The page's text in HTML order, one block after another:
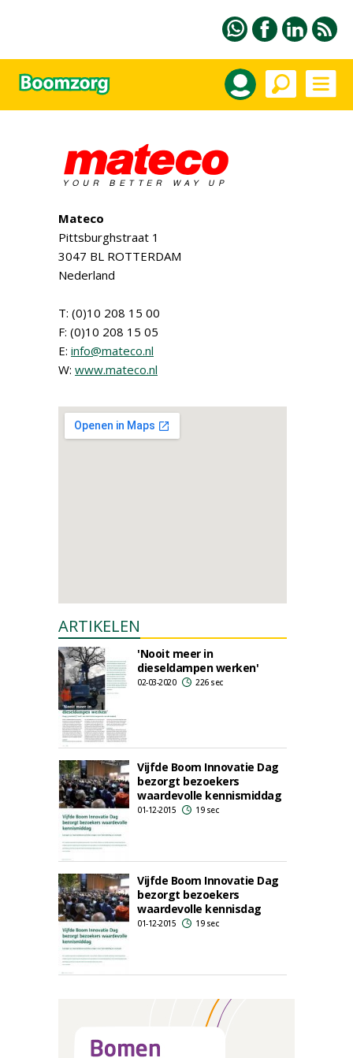
Mateco
Pittsburghstraat 1
3047 BL ROTTERDAM
Nederland
T: (0)10 208 15 00
F: (0)10 208 15 05
E: info@mateco.nl
W: www.mateco.nl
ARTIKELEN
'Nooit meer in
dieseldampen werken'
02-03-2020 226 sec
Vijfde Boom Innovatie Dag
bezorgt bezoekers
waardevolle kennismiddag
01-12-2015 19 sec
Vijfde Boom Innovatie Dag
bezorgt bezoekers
waardevolle kennisdag
01-12-2015 19 sec